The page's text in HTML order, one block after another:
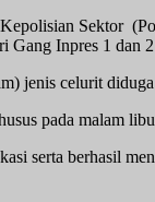
Sektor
Inpres 1
jenis celurit
pada malam
serta berhasil